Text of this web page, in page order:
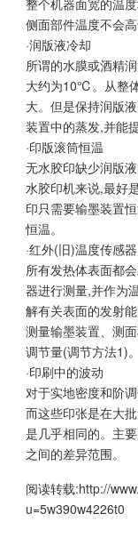
整个机器面宽的温
侧面部件温度不会高
·润版液冷却
所谓的水膜或酒精
大约为10℃。从整
大。但是保持润版
装置中的蒸发,并能
·印版滚筒恒温
无水胶印缺少润版
水胶印机来说,最好
印只需要输墨装置
恒温。
·红外(旧)温度传感器
所有发热体表面都
器进行测量,并作为
解有关表面的发射
测量输墨装置、测
调节量(调节方法1)。
·印刷中的波动
对于实地密度和阶
而这些印张是在大
是几乎相同的。主
之间的差异范围。
阅读转载:http://
u=5w390w4226t0